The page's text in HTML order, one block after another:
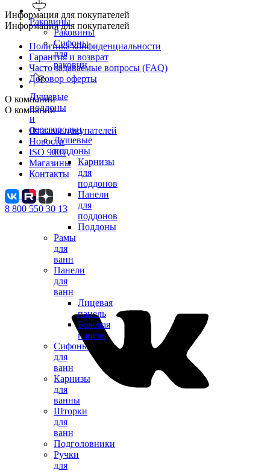
Раковины
Раковины
Сифоны
для
раковин
Душевые
поддоны
и
перегородки
Душевые
поддоны
Карнизы
для
поддонов
Панели
для
поддонов
Поддоны
Рамы
для
ванн
Панели
для
ванн
Лицевая
панель
Боковая
панель
Сифоны
для
ванн
Карнизы
для
ванны
Шторки
для
ванн
Подголовники
Ручки
для
Информация для покупателей
Информация для покупателей
Политика конфиденциальности
Гарантия и возврат
Часто задаваемые вопросы (FAQ)
Договор оферты
О компании
О компании
Отзывы покупателей
Новости
ISO 9001
Магазины
Контакты
8 800 550 30 13